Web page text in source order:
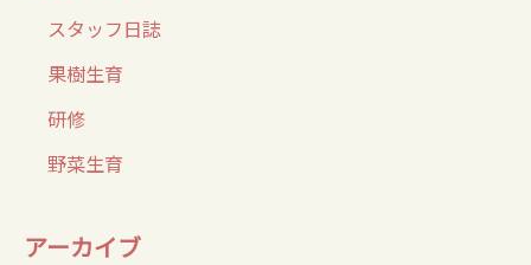
スタッフ日誌
果樹生育
研修
野菜生育
アーカイブ